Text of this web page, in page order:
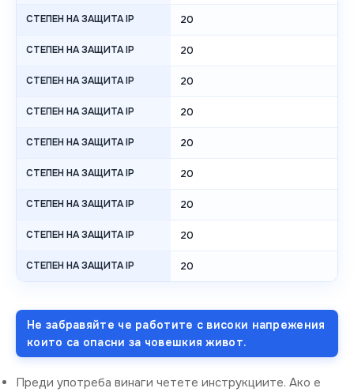
СТЕПЕН НА ЗАЩИТА IP 20
СТЕПЕН НА ЗАЩИТА IP 20
СТЕПЕН НА ЗАЩИТА IP 20
СТЕПЕН НА ЗАЩИТА IP 20
СТЕПЕН НА ЗАЩИТА IP 20
СТЕПЕН НА ЗАЩИТА IP 20
СТЕПЕН НА ЗАЩИТА IP 20
СТЕПЕН НА ЗАЩИТА IP 20
СТЕПЕН НА ЗАЩИТА IP 20
Не забравяйте че работите с високи напрежения
които са опасни за човешкия живот.
Преди употреба винаги четете инструкциите. Ако е